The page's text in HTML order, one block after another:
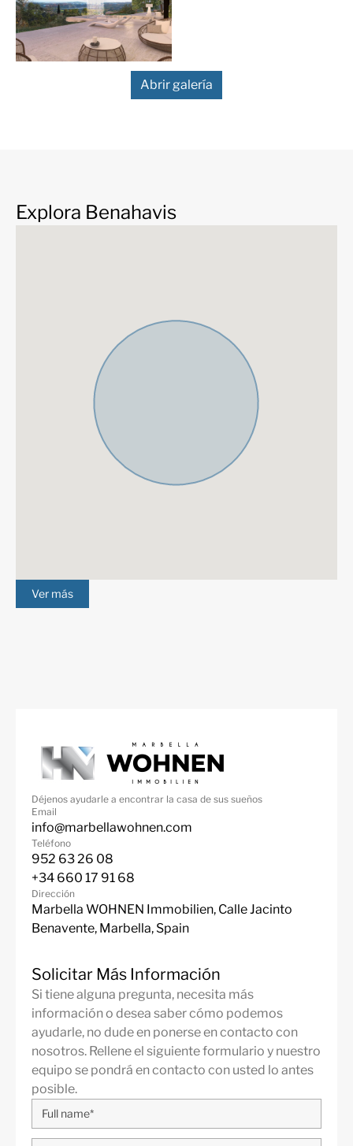
Abrir galería
Explora Benahavis
Ver más
Déjenos ayudarle a encontrar la casa de sus sueños
Email
info@marbellawohnen.com
Teléfono
952 63 26 08
+34 660 17 91 68
Dirección
Marbella WOHNEN Immobilien, Calle Jacinto
Benavente, Marbella, Spain
Solicitar Más Información
Si tiene alguna pregunta, necesita más
información o desea saber cómo podemos
ayudarle, no dude en ponerse en contacto con
nosotros. Rellene el siguiente formulario y nuestro
equipo se pondrá en contacto con usted lo antes
posible.